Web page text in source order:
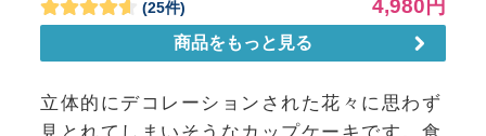
立体的にデコレーションされた花々に思わず